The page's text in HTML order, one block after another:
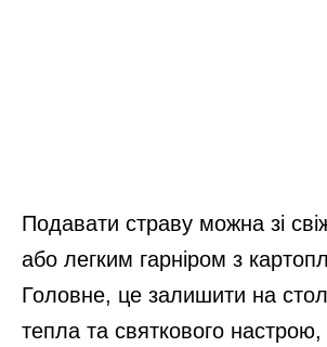
Подавати страву можна зі
або легким гарніром з
Головне, це залишити на
тепла та святкового